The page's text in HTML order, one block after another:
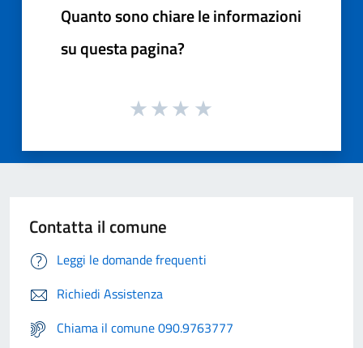
Quanto sono chiare le informazioni
su questa pagina?
Contatta il comune
Leggi le domande frequenti
Richiedi Assistenza
Chiama il comune 090.9763777